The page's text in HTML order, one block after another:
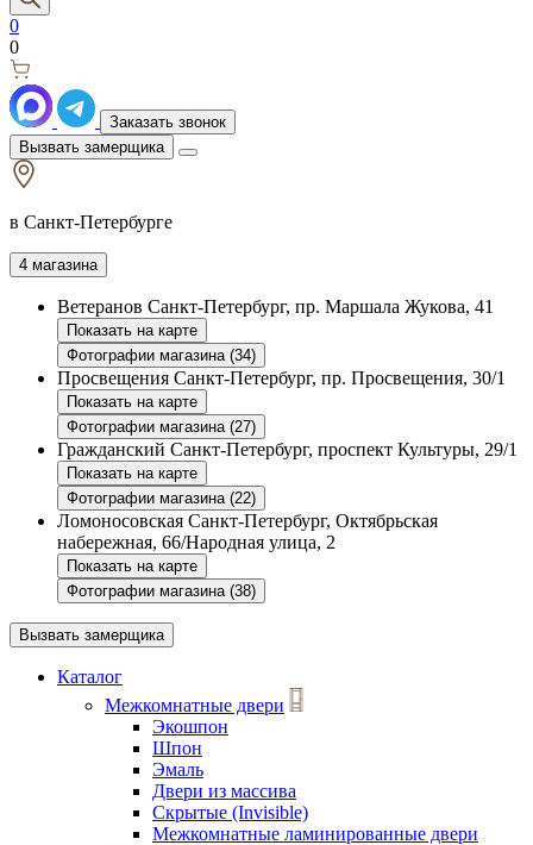
0
0
Заказать звонок
Вызвать замерщика
в Санкт-Петербурге
4 магазина
Ветеранов Санкт-Петербург, пр. Маршала Жукова, 41
Показать на карте
Фотографии магазина (34)
Просвещения Санкт-Петербург, пр. Просвещения, 30/1
Показать на карте
Фотографии магазина (27)
Гражданский Санкт-Петербург, проспект Культуры, 29/1
Показать на карте
Фотографии магазина (22)
Ломоносовская Санкт-Петербург, Октябрьская
набережная, 66/Народная улица, 2
Показать на карте
Фотографии магазина (38)
Вызвать замерщика
Каталог
Межкомнатные двери
Экошпон
Шпон
Эмаль
Двери из массива
Скрытые (Invisible)
Межкомнатные ламинированные двери